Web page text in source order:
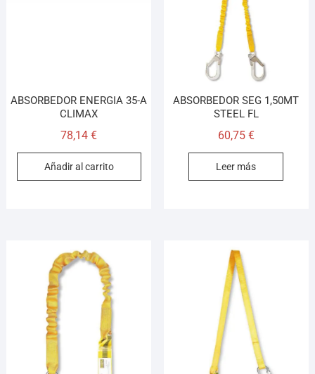
ABSORBEDOR ENERGIA 35-A
CLIMAX
78,14€
Añadir al carrito
ABSORBEDOR SEG 1,50MT
STEEL FL
60,75 €
Leer más